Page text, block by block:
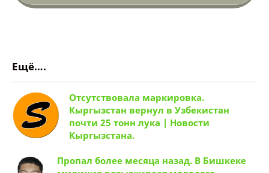
Ещё….
Отсутствовала маркировка.
Кыргызстан вернул в Узбекистан
почти 25 тонн лука | Новости
Кыргызстана.
Пропал более месяца назад. В Бишкеке